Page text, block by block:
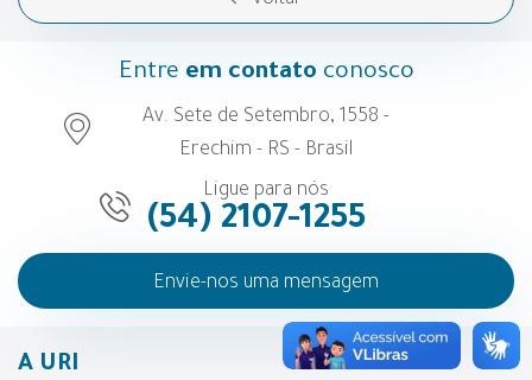
Entre em contato conosco
Av. Sete de Setembro, 1558 -
Erechim - RS - Brasil
Ligue para nós
(54) 2107-1255
Envie-nos uma mensagem
A URI